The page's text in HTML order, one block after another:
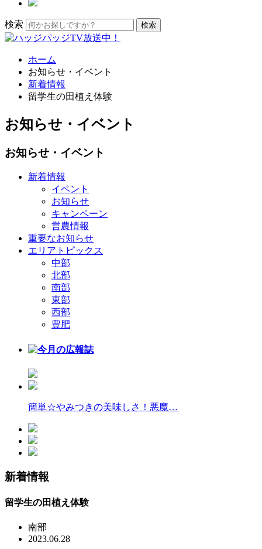
検索
ホーム
お知らせ・イベント
新着情報
留学生の田植え体験
お知らせ・イベント
お知らせ・イベント
新着情報
イベント
お知らせ
キャンペーン
営農情報
重要なお知らせ
エリアトピックス
中部
北部
南部
東部
西部
豊肥
簡単☆やみつきの美味しさ！悪魔…
新着情報
留学生の田植え体験
南部
2023.06.28